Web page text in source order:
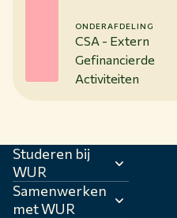
ONDERAFDELING
CSA - Extern
Gefinancierde
Activiteiten
Studeren bij
WUR
Samenwerken
met WUR